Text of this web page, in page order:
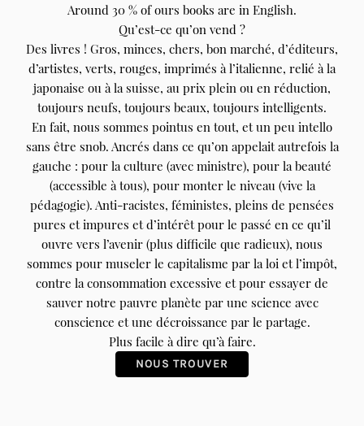
Around 30 % of ours books are in English.
Qu’est-ce qu’on vend ?
Des livres ! Gros, minces, chers, bon marché, d’éditeurs,
d’artistes, verts, rouges, imprimés à l’italienne, relié à la
japonaise ou à la suisse, au prix plein ou en réduction,
toujours neufs, toujours beaux, toujours intelligents.
En fait, nous sommes pointus en tout, et un peu intello
sans être snob. Ancrés dans ce qu’on appelait autrefois la
gauche : pour la culture (avec ministre), pour la beauté
(accessible à tous), pour monter le niveau (vive la
pédagogie). Anti-racistes, féministes, pleins de pensées
pures et impures et d’intérêt pour le passé en ce qu’il
ouvre vers l’avenir (plus difficile que radieux), nous
sommes pour museler le capitalisme par la loi et l’impôt,
contre la consommation excessive et pour essayer de
sauver notre pauvre planète par une science avec
conscience et une décroissance par le partage.
Plus facile à dire qu’à faire.
NOUS TROUVER